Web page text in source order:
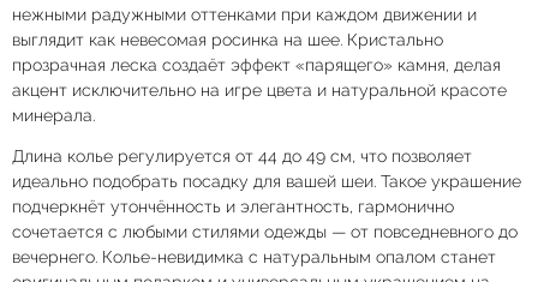
нежными радужными оттенками при каждом движении и
выглядит как невесомая росинка на шее. Кристально
прозрачная леска создаёт эффект «парящего» камня, делая
акцент исключительно на игре цвета и натуральной красоте
минерала.
Длина колье регулируется от 44 до 49 см, что позволяет
идеально подобрать посадку для вашей шеи. Такое украшение
подчеркнёт утончённость и элегантность, гармонично
сочетается с любыми стилями одежды — от повседневного до
вечернего. Колье-невидимка с натуральным опалом станет